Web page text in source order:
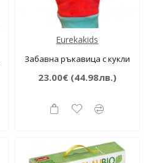
Eurekakids
Забавна ръкавица с кукли
23.00€(44.98лв.)